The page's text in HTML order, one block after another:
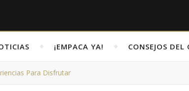
¡EMPACA YA! CONSEJOS DEL
Para Disfrutar